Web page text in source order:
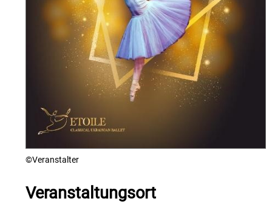
©Veranstalter
Veranstaltungsort